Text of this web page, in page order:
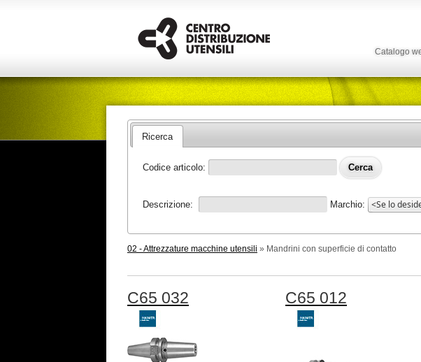
Catalogo
Ricerca
Codice articolo:
Descrizione: Marchio:
02 - Attrezzature macchine utensili » Mandrini con superficie di contatto
C65 032 C65 012